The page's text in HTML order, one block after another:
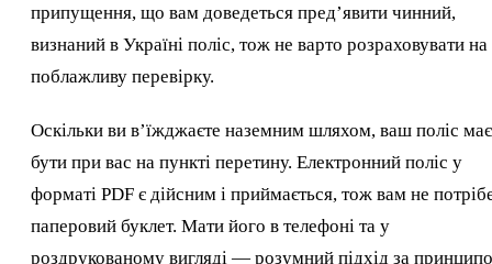
припущення, що вам доведеться пред’явити чинний,
визнаний в Україні поліс, тож не варто розраховувати на
поблажливу перевірку.
Оскільки ви в’їжджаєте наземним шляхом, ваш поліс має
бути при вас на пункті перетину. Електронний поліс у
форматі PDF є дійсним і приймається, тож вам не
паперовий буклет. Мати його в телефоні та у
роздрукованому вигляді — розумний підхід за